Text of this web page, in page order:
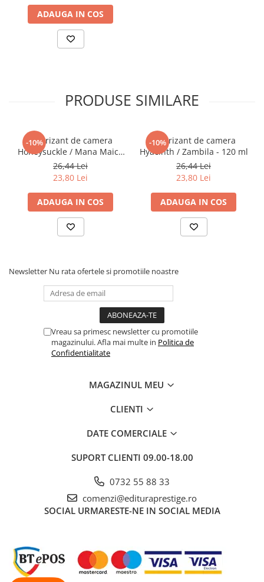
Umor
Birotica & Papetarie
Adezivi si benzi adezive
Hartie si Accesorii
Organizare si Arhivare
Seturi birotica
Articole scolare
Caiete si Carnetele scolare
Coperti, Mape, Etichete
Ghiozdane si Penare scolare
Carti in dar
Carte Prescolara, Joc
Descopera lumea
Descopera si invata
Primele notiuni
Carti de colorat
ADAUGA IN COS
PRODUSE SIMILARE
-10%
Odorizant de camera
Honeysuckle / Mana Maicii
Domnului - 120 ml
26,44 Lei
23,80 Lei
ADAUGA IN COS
-10%
Odorizant de camera
Hyacinth / Zambila - 120 ml
26,44 Lei
23,80 Lei
ADAUGA IN COS
Newsletter Nu rata ofertele si promotiile noastre
Vreau sa primesc newsletter cu promotiile
magazinului. Afla mai multe in Politica de
Confidentialitate
MAGAZINUL MEU
CLIENTI
DATE COMERCIALE
SUPORT CLIENTI 09.00-18.00
0732 55 88 33
comenzi@edituraprestige.ro
SOCIAL URMARESTE-NE IN SOCIAL MEDIA